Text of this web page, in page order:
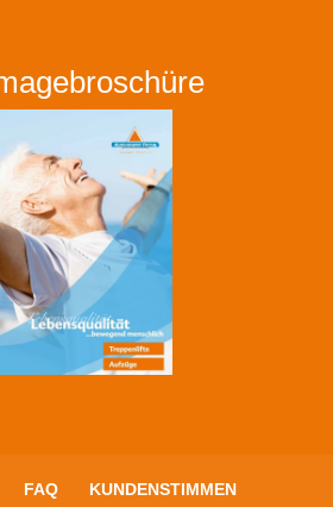
FAQ KUNDENSTIMMEN